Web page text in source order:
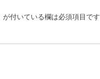
が付いている欄は必須項目です